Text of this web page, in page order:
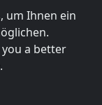
um Ihnen ein
a better